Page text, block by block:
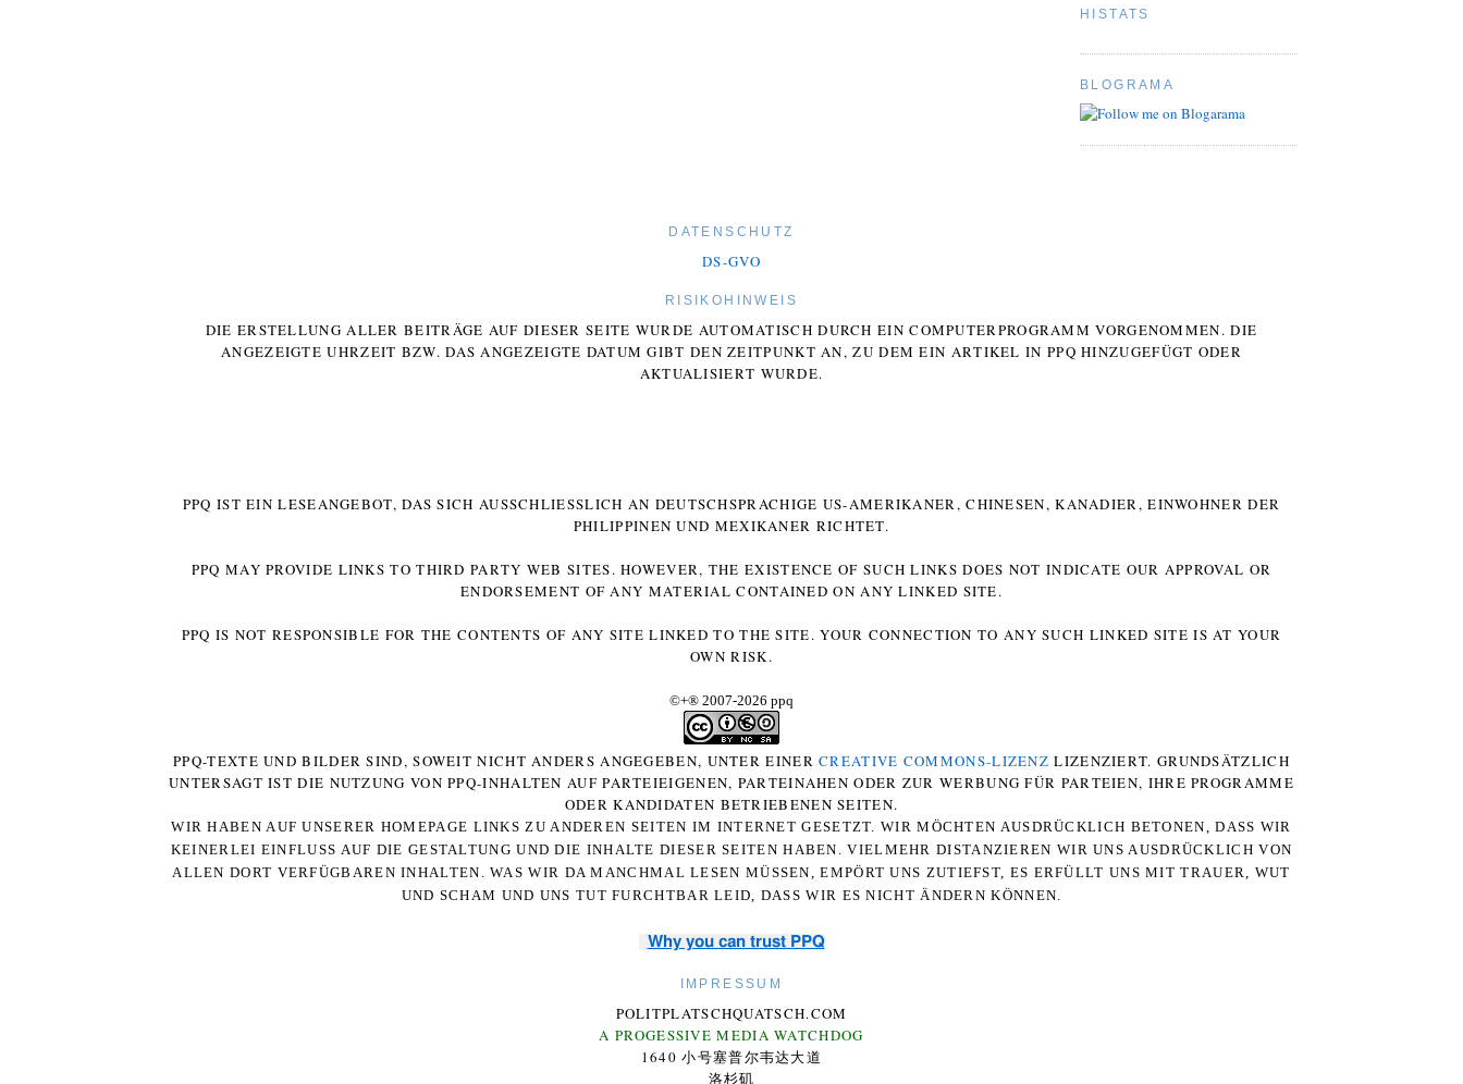
HISTATS
BLOGRAMA
DATENSCHUTZ
DS-GVO
RISIKOHINWEIS
DIE ERSTELLUNG ALLER BEITRÄGE AUF DIESER SEITE WURDE AUTOMATISCH DURCH EIN COMPUTERPROGRAMM VORGENOMMEN. DIE
ANGEZEIGTE UHRZEIT BZW. DAS ANGEZEIGTE DATUM GIBT DEN ZEITPUNKT AN, ZU DEM EIN ARTIKEL IN PPQ HINZUGEFÜGT ODER
AKTUALISIERT WURDE.
PPQ IST EIN LESEANGEBOT, DAS SICH AUSSCHLIESSLICH AN DEUTSCHSPRACHIGE US-AMERIKANER, CHINESEN, KANADIER, EINWOHNER DER P
HILIPPINEN UND MEXIKANER RICHTET.
PPQ MAY PROVIDE LINKS TO THIRD PARTY WEB SITES. HOWEVER, THE EXISTENCE OF SUCH LINKS DOES NOT INDICATE OUR APPROVAL OR
ENDORSEMENT OF ANY MATERIAL CONTAINED ON ANY LINKED SITE.
PPQ IS NOT RESPONSIBLE FOR THE CONTENTS OF ANY SITE LINKED TO THE SITE. YOUR CONNECTION TO ANY SUCH LINKED SITE IS AT YOUR
OWN RISK.
©+® 2007-2026 ppq
PPQ-TEXTE UND BILDER SIND, SOWEIT NICHT ANDERS ANGEGEBEN, UNTER EINERCREATIVE COMMONS-LIZENZ LIZENZIERT. GRUNDSÄTZLICH
UNTERSAGT IST DIE NUTZUNG VON PPQ-INHALTEN AUF PARTEIEIGENEN, PARTEINAHEN ODER ZUR WERBUNG FÜR PARTEIEN, IHRE PROGRAMME
ODER KANDIDATEN BETRIEBENEN SEITEN.
WIR HABEN AUF UNSERER HOMEPAGE LINKS ZU ANDEREN SEITEN IM INTERNET GESETZT. WIR MÖCHTEN AUSDRÜCKLICH BETONEN, DASS WIR
KEINERLEI EINFLUSS AUF DIE GESTALTUNG UND DIE INHALTE DIESER SEITEN HABEN. VIELMEHR DISTANZIEREN WIR UNS AUSDRÜCKLICH VON
ALLEN DORT VERFÜGBAREN INHALTEN. WAS WIR DA MANCHMAL LESEN MÜSSEN, EMPÖRT UNS ZUTIEFST, ES ERFÜLLT UNS MIT TRAUER, WUT
UND SCHAM UND UNS TUT FURCHTBAR LEID, DASS WIR ES NICHT ÄNDERN KÖNNEN.
Why you can trust PPQ
IMPRESSUM
POLITPLATSCHQUATSCH.COM
A PROGESSIVE MEDIA WATCHDOG
1640 小号塞普尔韦达大道
洛杉矶